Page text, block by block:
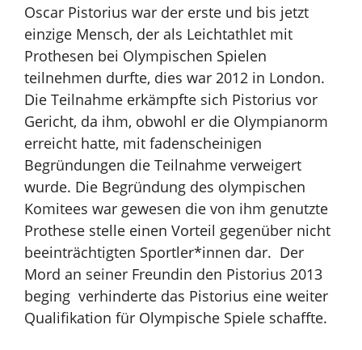
Oscar Pistorius war der erste und bis jetzt
einzige Mensch, der als Leichtathlet mit
Prothesen bei Olympischen Spielen
teilnehmen durfte, dies war 2012 in London.
Die Teilnahme erkämpfte sich Pistorius vor
Gericht, da ihm, obwohl er die Olympianorm
erreicht hatte, mit fadenscheinigen
Begründungen die Teilnahme verweigert
wurde. Die Begründung des olympischen
Komitees war gewesen die von ihm genutzte
Prothese stelle einen Vorteil gegenüber nicht
beeinträchtigten Sportler*innen dar. Der
Mord an seiner Freundin den Pistorius 2013
beging verhinderte das Pistorius eine weiter
Qualifikation für Olympische Spiele schaffte.